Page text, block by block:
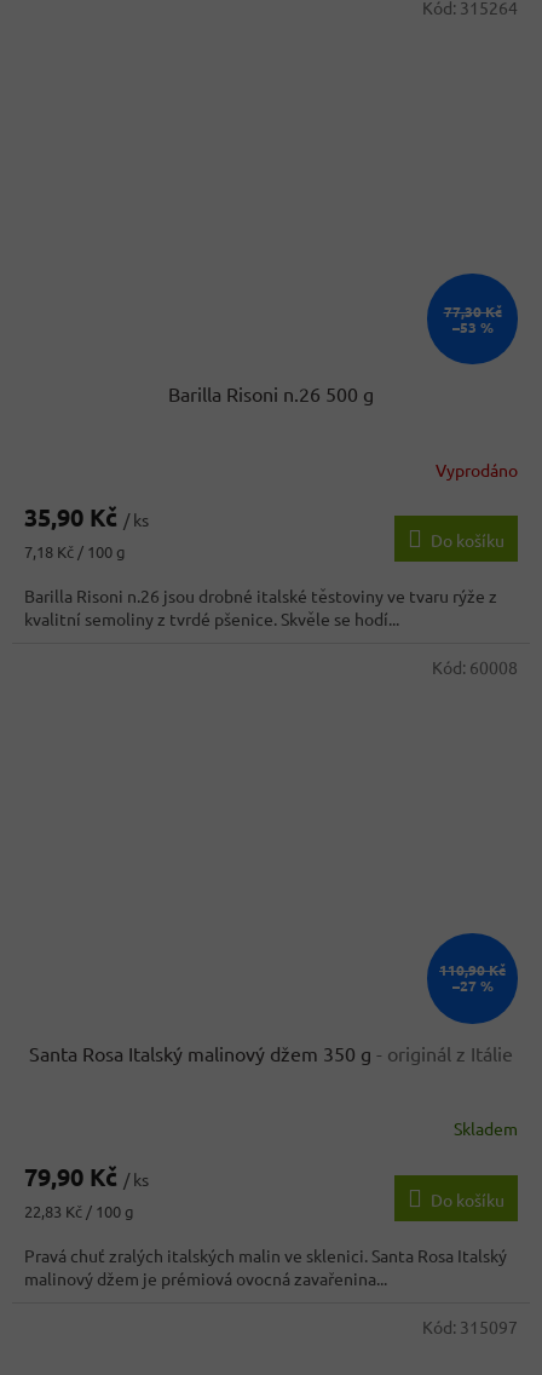
77,30 Kč
–53 %
Barilla Risoni n.26 500 g
Vyprodáno
35,90 Kč / ks
Měrná
7,18 Kč / 100 g
Do košíku
Barilla Risoni n.26 jsou drobné italské těstoviny ve tvaru rýže z
kvalitní semoliny z tvrdé pšenice. Skvěle se hodí...
Kód: 315264
110,90 Kč
–27 %
Santa Rosa Italský malinový džem 350 g - originál z Itálie
Skladem
79,90 Kč / ks
Měrná
22,83 Kč / 100 g
Do košíku
Pravá chuť zralých italských malin ve sklenici. Santa Rosa Italský
malinový džem je prémiová ovocná zavařenina...
Kód: 60008
Kód: 315097